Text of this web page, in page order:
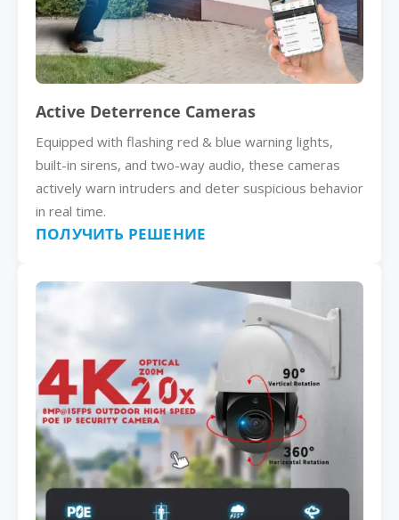
Active Deterrence Cameras
Equipped with flashing red & blue warning lights,
built-in sirens, and two-way audio, these cameras
actively warn intruders and deter suspicious behavior
in real time.
ПОЛУЧИТЬ РЕШЕНИЕ